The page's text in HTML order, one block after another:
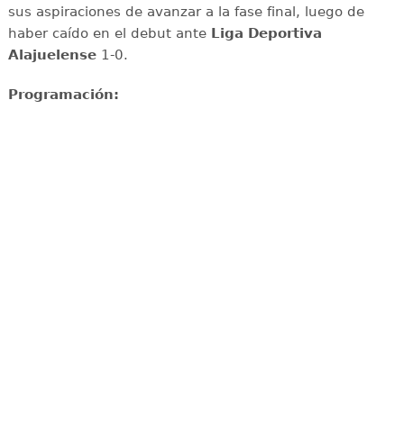
sus aspiraciones de avanzar a la fase final, luego de
haber caído en el debut ante Liga Deportiva
Alajuelense1-0.
Programación: